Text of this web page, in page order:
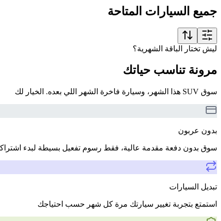
جميع السيارات المتاحة
ليش تختار الباقة الشهرية؟
مرونة تناسب حياتك
سوق SUV هذا الشهر، وسيارة فاخرة الشهر اللي بعده. الخيار لك
بدون عربون
سوق بدون دفعة مقدمة عالية، فقط رسوم تفعيل بسيطة لبدء
تبديل السيارات
استمتع بتجربة تغيير سيارتك مرة كل شهر حسب احتياجك